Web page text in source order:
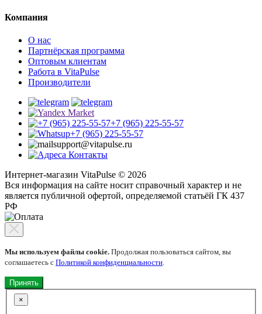
Компания
О нас
Партнёрская программа
Оптовым клиентам
Работа в VitaPulse
Производители
+7 (965) 225-55-57
+7 (965) 225-55-57
support@vitapulse.ru
Контакты
Интернет-магазин VitaPulse © 2026
Вся информация на сайте носит справочный характер и не
является публичной офертой, определяемой статьёй ГК 437
РФ
Мы используем файлы cookie. Продолжая пользоваться сайтом, вы
соглашаетесь с Политикой конфиденциальности.
Принять
×